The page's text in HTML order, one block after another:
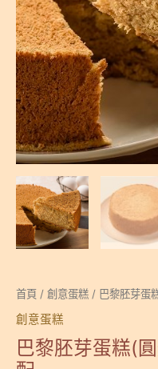
首頁 / 創意蛋糕 / 巴黎胚芽蛋
創意蛋糕
巴黎胚芽蛋糕(